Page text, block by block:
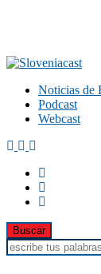
Noticias de
Podcast
Webcast